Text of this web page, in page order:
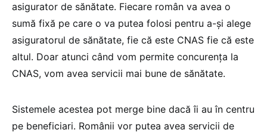
asigurator de sănătate. Fiecare român va avea o
sumă fixă pe care o va putea folosi pentru a-și alege
asiguratorul de sănătate, fie că este CNAS fie că este
altul. Doar atunci când vom permite concurența la
CNAS, vom avea servicii mai bune de sănătate.
Sistemele acestea pot merge bine dacă îi au în centru
pe beneficiari. Românii vor putea avea servicii de